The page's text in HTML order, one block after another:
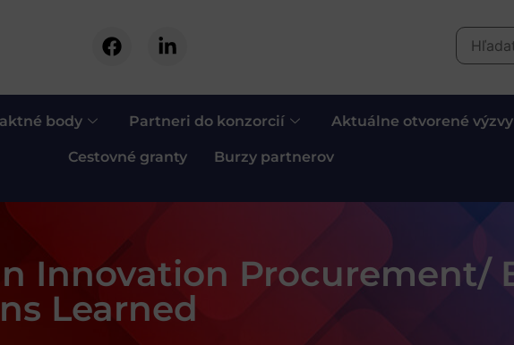
body Partneri do konzorcií Aktuálne otvorené výzvy
Cestovné granty Burzy partnerov
Innovation Procurement/
Learned